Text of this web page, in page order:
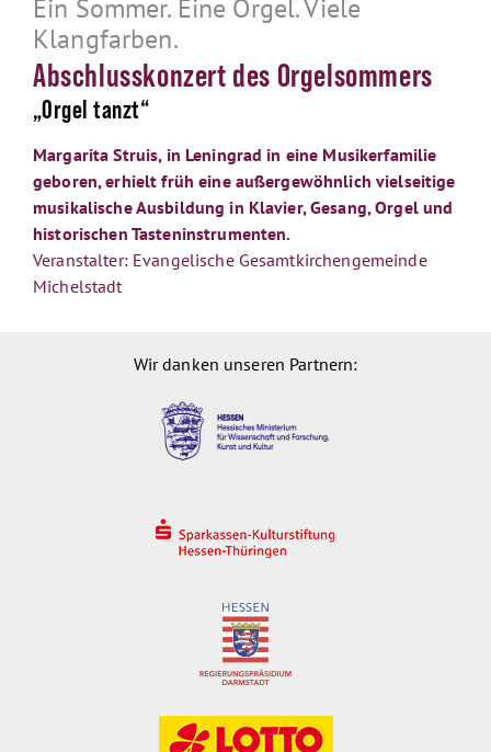
Ein Sommer. Eine Orgel. Viele
Klangfarben.
Abschlusskonzert des Orgelsommers
„Orgel tanzt“
Margarita Struis, in Leningrad in eine Musikerfamilie
geboren, erhielt früh eine außergewöhnlich vielseitige
musikalische Ausbildung in Klavier, Gesang, Orgel und
historischen Tasteninstrumenten.
Veranstalter: Evangelische Gesamtkirchengemeinde
Michelstadt
Wir danken unseren Partnern: